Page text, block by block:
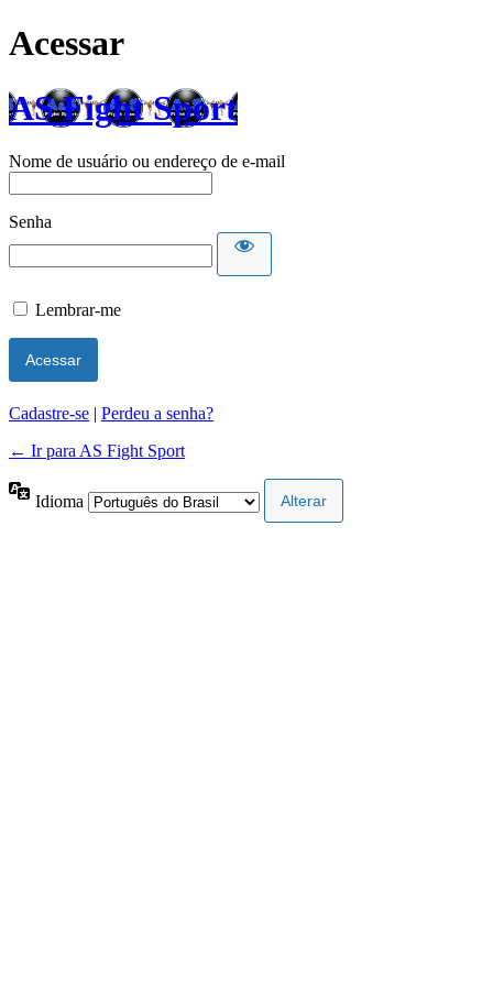
Acessar
AS Fight Sport
Nome de usuário ou endereço de e-mail
Senha
Lembrar-me
Cadastre-se | Perdeu a senha?
← Ir para AS Fight Sport
Idioma